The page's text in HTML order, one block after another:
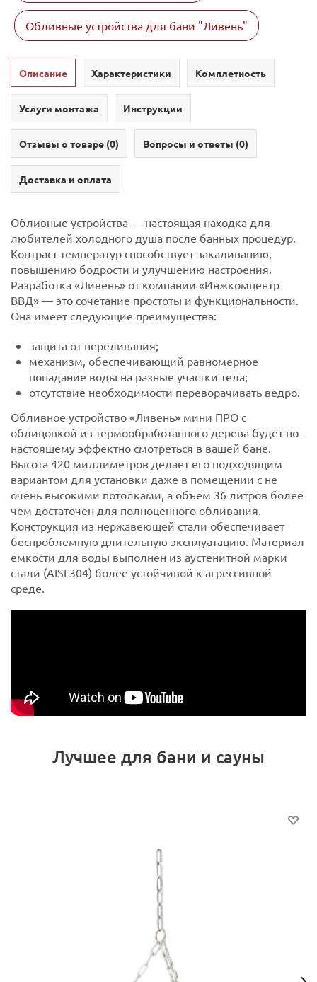
Обливные устройства для бани "Ливень"
Описание Характеристики Комплетность
Услуги монтажа Инструкции
Отзывы о товаре (0) Вопросы и ответы (0)
Доставка и оплата
Обливные устройства — настоящая находка для
любителей холодного душа после банных процедур.
Контраст температур способствует закаливанию,
повышению бодрости и улучшению настроения.
Разработка «Ливень» от компании «Инжкомцентр
ВВД» — это сочетание простоты и функциональности.
Она имеет следующие преимущества:
защита от переливания;
механизм, обеспечивающий равномерное
попадание воды на разные участки тела;
отсутствие необходимости переворачивать ведро.
Обливное устройство «Ливень» мини ПРО с
облицовкой из термообработанного дерева будет по-
настоящему эффектно смотреться в вашей бане.
Высота 420 миллиметров делает его подходящим
вариантом для установки даже в помещении с не
очень высокими потолками, а объем 36 литров более
чем достаточен для полноценного обливания.
Конструкция из нержавеющей стали обеспечивает
беспроблемную длительную эксплуатацию. Материал
емкости для воды выполнен из аустенитной марки
стали (AISI 304) более устойчивой к агрессивной
среде.
Лучшее для бани и сауны